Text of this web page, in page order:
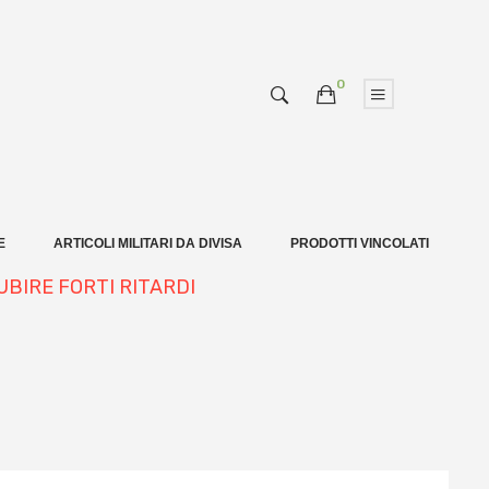
0
ARTICOLI MILITARI DA DIVISA PRODOTTI VINCOLATI
FORTI RITARDI